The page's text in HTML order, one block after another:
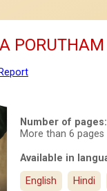
Number of pages:
More than 6
Available in
English
Hindi